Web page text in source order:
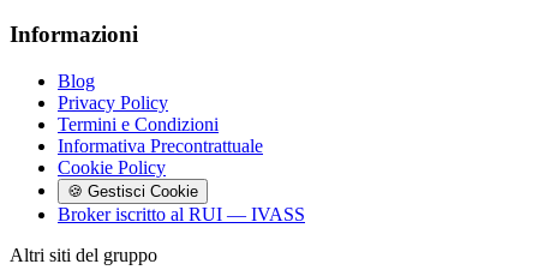
Informazioni
Blog
Privacy Policy
Termini e Condizioni
Informativa Precontrattuale
Cookie Policy
🍪 Gestisci Cookie
Broker iscritto al RUI — IVASS
Altri siti del gruppo